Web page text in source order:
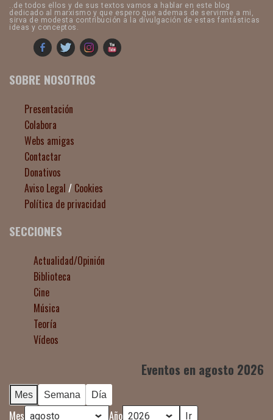
..de todos ellos y de sus textos vamos a hablar en este blog
dedicado al marxismo y que espero que ademas de servirme a mi,
sirva de modesta contribución a la divulgación de estas fantásticas
ideas y conceptos.
SOBRE NOSOTROS
Presentación
Colabora
Webs amigas
Contactar
Donativos
Aviso Legal / Cookies
Política de privacidad
SECCIONES
Actualidad/Opinión
Biblioteca
Cine
Música
Teoría
Vídeos
Eventos en agosto 2026
Mes Semana Día
Mes Año